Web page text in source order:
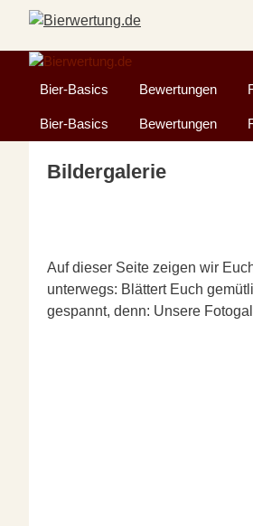
springen
Bier-Basics Bewertungen
Bier-Basics Bewertungen
Bildergalerie
Auf dieser Seite zeigen wir
unterwegs: Blättert Euch
gespannt, denn: Unsere